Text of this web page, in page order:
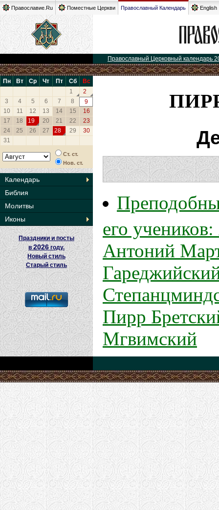
Православие.Ru Поместные Церкви Православный Календарь English
Православный Церковный календарь
Пн Вт Ср Чт Пт Сб
Вс
1
2
3
4 5 6 7 8
9
10
11 12 13 14 15
16
17
18 19 20 21 22
23
24
25 26 27 28 29
30
31
Ст. ст.
Нов. ст.
Календарь
Библия
Молитвы
Иконы
Праздники и посты
в2026 году.
Новый стиль
Старый стиль
его
Антоний
Пирр
Мгвимский